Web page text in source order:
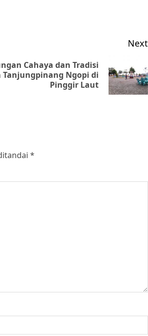
Next
Cahaya dan Tradisi
Tanjungpinang Ngopi di
Pinggir Laut
*